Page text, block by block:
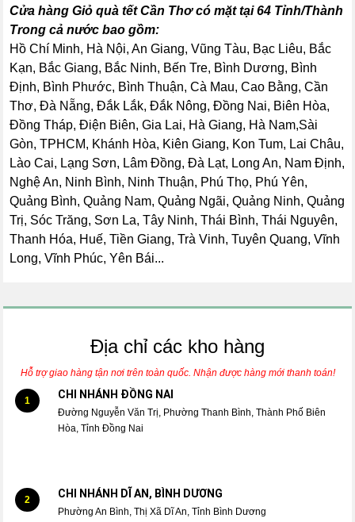
Cửa hàng Giỏ quà tết Cần Thơ có mặt tại 64 Tỉnh/Thành
Trong cả nước bao gồm:
Hồ Chí Minh, Hà Nội, An Giang, Vũng Tàu, Bạc Liêu, Bắc
Kạn, Bắc Giang, Bắc Ninh, Bến Tre, Bình Dương, Bình
Định, Bình Phước, Bình Thuận, Cà Mau, Cao Bằng, Cần
Thơ, Đà Nẵng, Đắk Lắk, Đắk Nông, Đồng Nai, Biên Hòa,
Đồng Tháp, Điện Biên, Gia Lai, Hà Giang, Hà Nam,Sài
Gòn, TPHCM, Khánh Hòa, Kiên Giang, Kon Tum, Lai Châu,
Lào Cai, Lạng Sơn, Lâm Đồng, Đà Lạt, Long An, Nam Định,
Nghệ An, Ninh Bình, Ninh Thuận, Phú Thọ, Phú Yên,
Quảng Bình, Quảng Nam, Quảng Ngãi, Quảng Ninh, Quảng
Trị, Sóc Trăng, Sơn La, Tây Ninh, Thái Bình, Thái Nguyên,
Thanh Hóa, Huế, Tiền Giang, Trà Vinh, Tuyên Quang, Vĩnh
Long, Vĩnh Phúc, Yên Bái...
Địa chỉ các kho hàng
Hỗ trợ giao hàng tận nơi trên toàn quốc. Nhận được hàng mới thanh toán!
1 CHI NHÁNH ĐỒNG NAI
Đường Nguyễn Văn Trị, Phường Thanh Bình, Thành Phố Biên
Hòa, Tỉnh Đồng Nai
2 CHI NHÁNH DĨ AN, BÌNH DƯƠNG
Phường An Bình, Thị Xã Dĩ An, Tỉnh Bình Dương